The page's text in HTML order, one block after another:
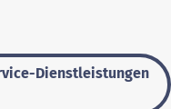
Dienstleistungen